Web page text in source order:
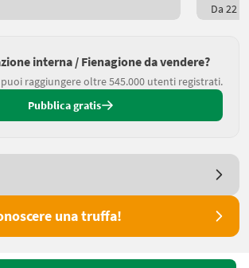
Da 22
interna / Fienagione da vendere?
raggiungere oltre 545.000 utenti registrati.
Pubblica gratis
una truffa!